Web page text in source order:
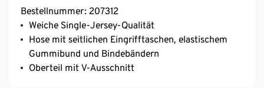
Bestellnummer: 207312
Weiche Single-Jersey-Qualität
Hose mit seitlichen Eingrifftaschen, elastischem
Gummibund und Bindebändern
Oberteil mit V-Ausschnitt